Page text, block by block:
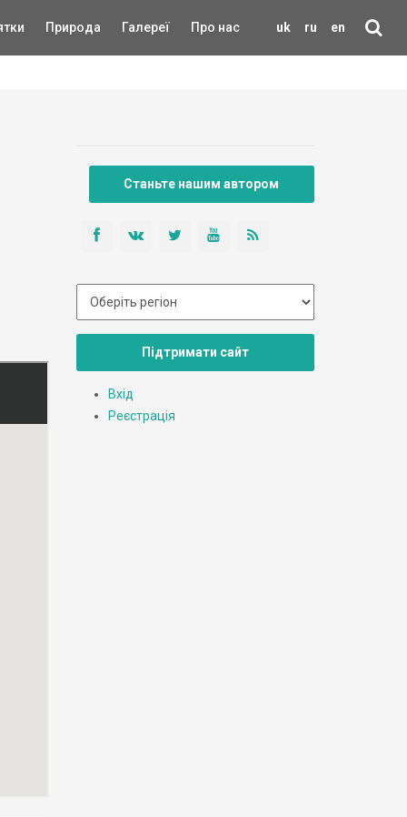
uk ru en
Природа Галереї Про нас
Станьте нашим автором
Підтримати сайт
Вхід
Реєстрація